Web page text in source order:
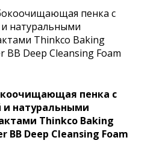
пенка с
и натуральными
Thinkco Baking
BB Deep Cleansing Foam